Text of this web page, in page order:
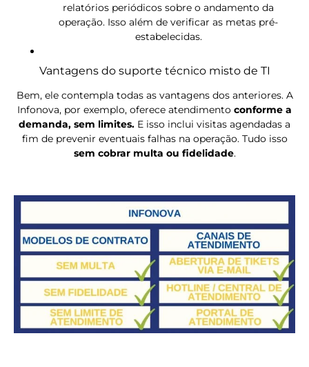
relatórios periódicos sobre o andamento da
operação. Isso além de verificar as metas pré-
estabelecidas.
Vantagens do suporte técnico misto de TI
Bem, ele contempla todas as vantagens dos anteriores. A
Infonova, por exemplo, oferece atendimento conforme a
demanda, sem limites. E isso inclui visitas agendadas a
fim de prevenir eventuais falhas na operação. Tudo isso
sem cobrar multa ou fidelidade.